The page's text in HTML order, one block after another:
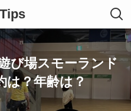
び場スモーランド
は？年齢は？